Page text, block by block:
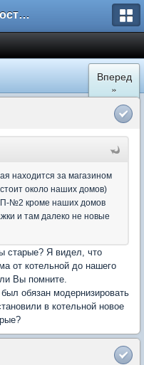
Форум Новостройки
Вперед
»
находится за магазином
около наших домов)
№2 кроме наших домов
и там далеко не новые
старые? Я видел, что
от котельной до нашего
Вы помните.
обязан модернизировать
в котельной новое